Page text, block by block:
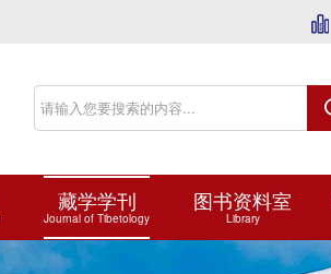
藏学学刊
Journal of Tibetology
图书资料室
Library